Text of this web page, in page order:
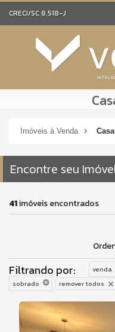
CRECI/SC 8.518-J
Imóveis à Venda
Encontre seu
41imóveis encontrados
Filtrando por: venda
sobrado
remover todos